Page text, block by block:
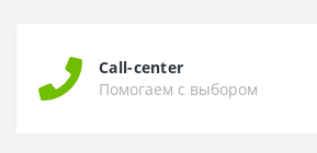
Call-center
Помогаем с выбором